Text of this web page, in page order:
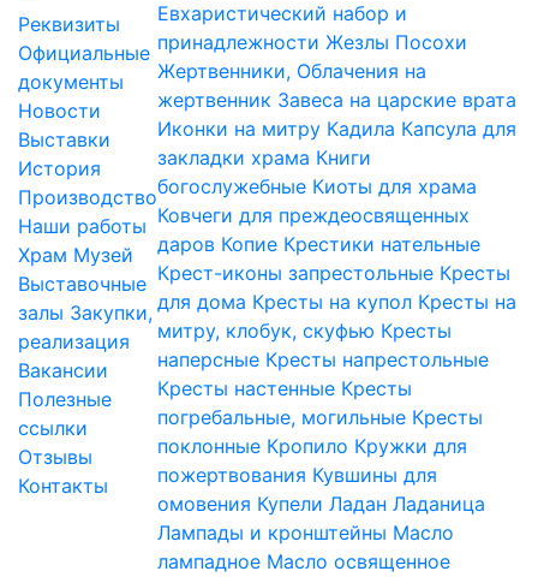
Реквизиты
Официальные
документы
Новости
Выставки
История
Производство
Наши работы
Храм Музей
Выставочные
залы Закупки,
реализация
Вакансии
Полезные
ссылки
Отзывы
Контакты
Евхаристический набор и
принадлежности Жезлы Посохи
Жертвенники, Облачения на
жертвенник Завеса на царские врата
Иконки на митру Кадила Капсула для
закладки храма Книги
богослужебные Киоты для храма
Ковчеги для преждеосвященных
даров Копие Крестики нательные
Крест-иконы запрестольные Кресты
для дома Кресты на купол Кресты на
митру, клобук, скуфью Кресты
наперсные Кресты напрестольные
Кресты настенные Кресты
погребальные, могильные Кресты
поклонные Кропило Кружки для
пожертвования Кувшины для
омовения Купели Ладан Ладаница
Лампады и кронштейны Масло
лампадное Масло освященное